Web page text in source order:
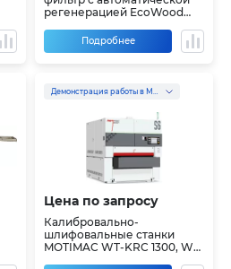
регенерацией EcoWood
Подробнее
Демонстрация работы в Москве
Цена по запросу
Калибровально-
шлифовальные станки
MOTIMAC WT-KRC 1300, WT-